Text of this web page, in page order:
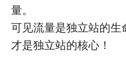
量。
可见流量是独立站的生
才是独立站的核心！